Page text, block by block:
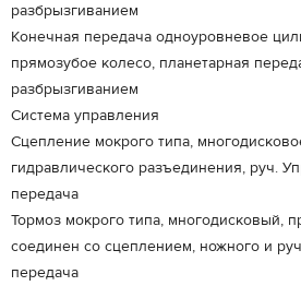
разбрызгиванием
Конечная передача одноуровневое
прямозубое колесо, планетарная
разбрызгиванием
Система управления
Сцепление мокрого типа,
гидравлического разъединения, руч.
передача
Тормоз мокрого типа, многодисковый,
соединен со сцеплением, ножного и
передача